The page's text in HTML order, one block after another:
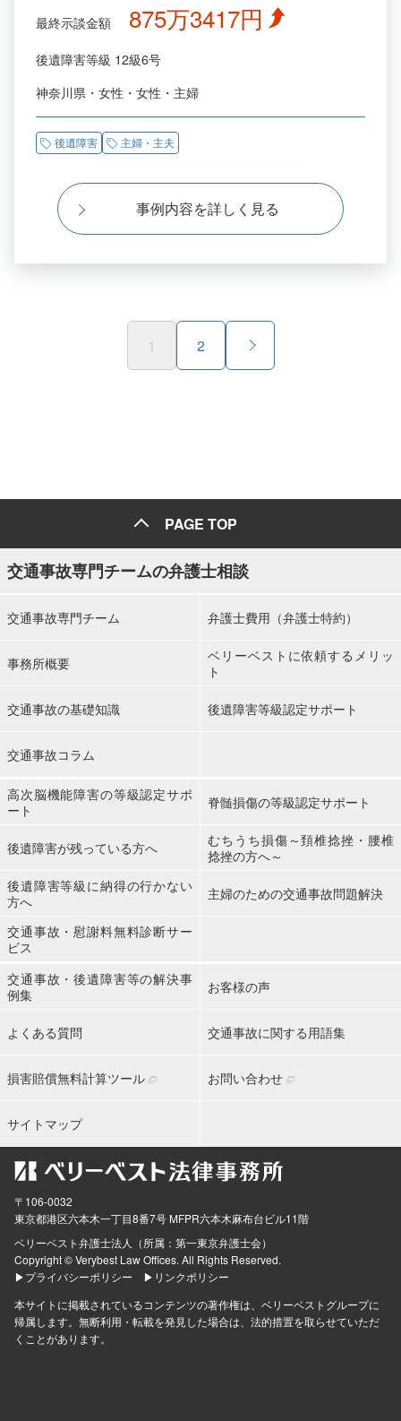
最終示談金額 875万3417円
後遺障害等級 12級6号
神奈川県
女性 女性 主婦
後遺障害 主婦・主夫
事例内容を詳しく見る
1 2
PAGE TOP
交通事故専門チームの弁護士相談
交通事故専門チーム 弁護士費用（弁護士特約）
事務所概要
ベリーベストに依頼するメリッ
ト
交通事故の基礎知識 後遺障害等級認定サポート
交通事故コラム
高次脳機能障害の等級認定サポ
ート
脊髄損傷の等級認定サポート
後遺障害が残っている方へ
むちうち損傷～頚椎捻挫・腰椎
捻挫の方へ～
後遺障害等級に納得の行かない
方へ
主婦のための交通事故問題解決
交通事故・慰謝料無料診断サー
ビス
交通事故・後遺障害等の解決事
例集
お客様の声
よくある質問 交通事故に関する用語集
損害賠償無料計算ツール お問い合わせ
サイトマップ
〒106-0032
東京都港区六本木一丁目8番7号 MFPR六本木麻布台ビル11階
ベリーベスト弁護士法人（所属：第一東京弁護士会）
Copyright © Verybest Law Offices. All Rights Reserved.
▶プライバシーポリシー
▶リンクポリシー
本サイトに掲載されているコンテンツの著作権は、ベリーベストグループに
帰属します。無断利用・転載を発見した場合は、法的措置を取らせていただ
くことがあります。